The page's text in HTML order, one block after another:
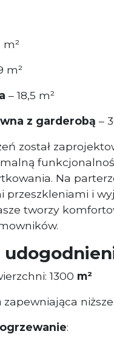
m²
m²
– 18,5 m²
z garderobą –
został
Na
przeszkleniami i
tworzy
1300 m²
zapewniająca
ogrzewanie: